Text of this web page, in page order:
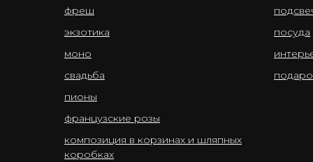
фреш
экзотика
моно
свадьба
пионы
французские розы
композиция в корзинах и шляпных
коробках
посуда